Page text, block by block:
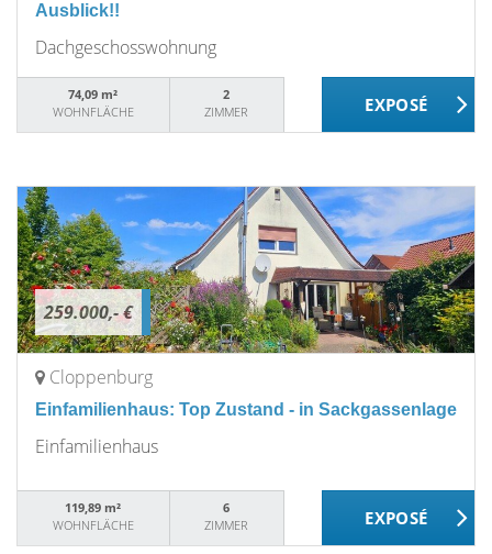
Ausblick!!
Dachgeschosswohnung
74,09 m²
WOHNFLÄCHE
2
ZIMMER
259.000,- €
Cloppenburg
Einfamilienhaus: Top Zustand - in Sackgassenlage
Einfamilienhaus
119,89 m²
WOHNFLÄCHE
6
ZIMMER